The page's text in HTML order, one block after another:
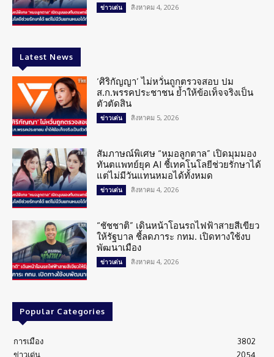
ข่าวเด่น สิงหาคม 4, 2026
Latest News
‘ศิริกัญญา’ ไม่หวั่นถูกตรวจสอบ ปม
ส.ก.พรรคประชาชน ย้ำให้ข้อเท็จจริงเป็น
ตัวตัดสิน
ข่าวเด่น สิงหาคม 5, 2026
สัมภาษณ์พิเศษ “หมอลูกตาล” เปิดมุมมอง
ทันตแพทย์ยุค AI ชี้เทคโนโลยีช่วยรักษาได้
แต่ไม่มีวันแทนหมอได้ทั้งหมด
ข่าวเด่น สิงหาคม 4, 2026
“ชัชชาติ” เดินหน้าโอนรถไฟฟ้าสายสีเขียว
ให้รัฐบาล ชี้ลดภาระ กทม. เปิดทางใช้งบ
พัฒนาเมือง
ข่าวเด่น สิงหาคม 4, 2026
Popular Categories
การเมือง
3802
ข่าวเด่น
2054